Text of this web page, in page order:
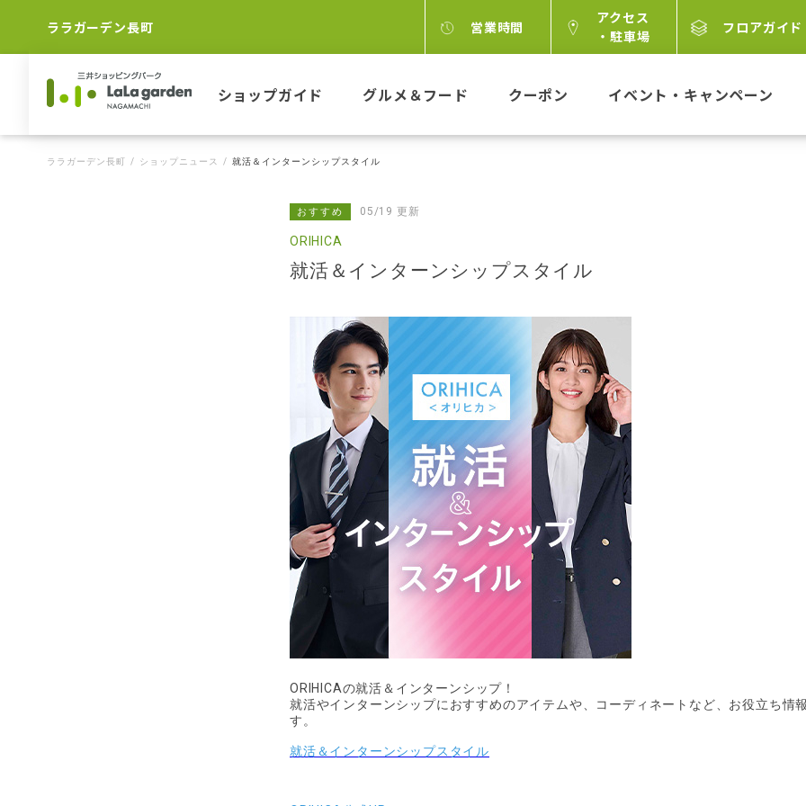
ララガーデン長町 営業時間
アクセス
・駐車場
フロアガイド
ショップガイド グルメ＆フード クーポン イベント・キャンペーン
ララガーデン長町 ショップニュース 就活＆インターンシップスタイル
おすすめ 05/19 更新
ORIHICA
就活＆インターンシップスタイル
ORIHICAの就活＆インターンシップ！
就活やインターンシップにおすすめのアイテムや、コーディネートなど、お役立ち情
す。
就活＆インターンシップスタイル